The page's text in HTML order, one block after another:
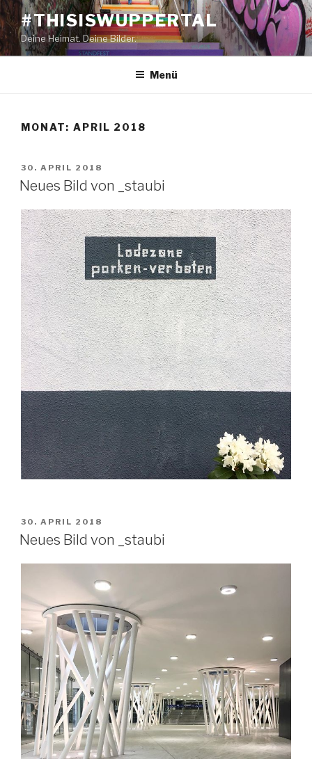
Zum
Inhalt
springen
#THISISWUPPERTAL
Deine Heimat. Deine Bilder.
Menü
MONAT: APRIL 2018
VERÖFFENTLICHT
AM
30. APRIL 2018
Neues Bild von _staubi
VERÖFFENTLICHT
AM
30. APRIL 2018
Neues Bild von _staubi